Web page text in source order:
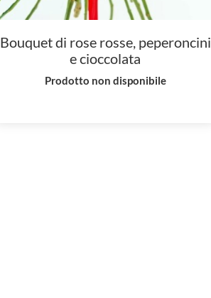
Bouquet di rose rosse, peperoncini
e cioccolata
Prodotto non disponibile